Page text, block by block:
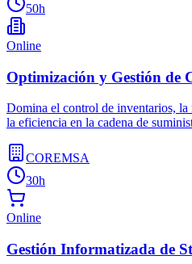
50h
Online
Optimización y Gestión de
Domina el control de inventarios,
la eficiencia en la cadena de
COREMSA
30h
Online
Gestión Informatizada de